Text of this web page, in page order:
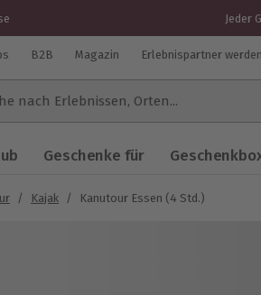
Jeder
B2B Magazin Erlebnispartner werden
nach Erlebnissen...
Geschenke für
/ Kajak / Kanutour Essen (4 Std.)